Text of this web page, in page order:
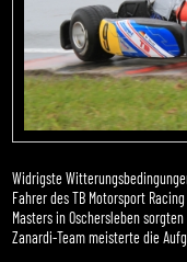
Widrigste
Fahrer des TB Motorsport
Masters in Oschersleben
Zanardi-Team meisterte die